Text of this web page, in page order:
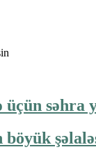
üçün səhra
böyük